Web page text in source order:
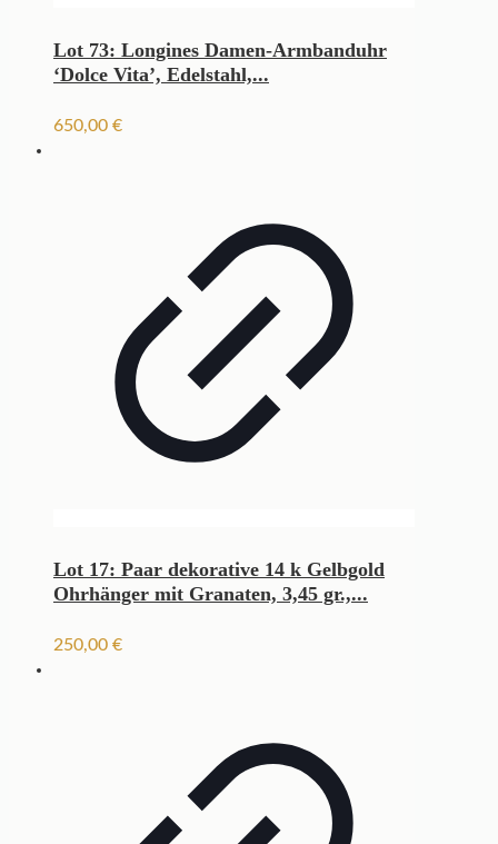
Lot 73: Longines Damen-Armbanduhr
‘Dolce Vita’, Edelstahl,...
650,00 €
Lot 17: Paar dekorative 14 k Gelbgold
Ohrhänger mit Granaten, 3,45 gr.,...
250,00 €